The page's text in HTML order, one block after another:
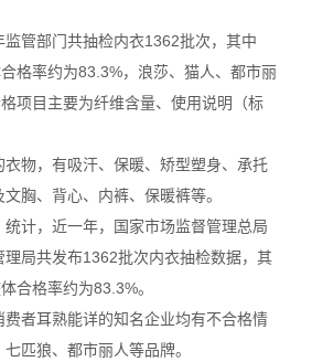
管部门共抽检内衣1362批次，其中
格率约为83.3%，浪莎、猫人、都市丽
格项目主要为纤维含量、使用说明（标
物，有吸汗、保暖、矫型塑身、承托
胸、背心、内裤、保暖裤等。
计，近一年，国家市场监督管理总局
理局共发布1362批次内衣抽检数据，其
合格率约为83.3%。
者耳熟能详的知名企业均有不合格情
匹狼、都市丽人等品牌。